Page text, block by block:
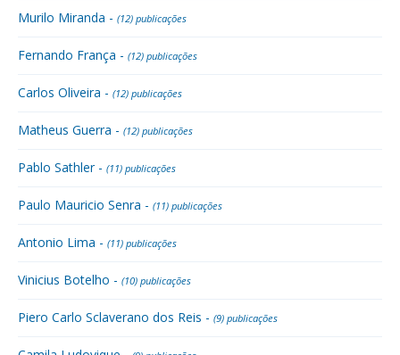
Murilo Miranda - (12) publicações
Fernando França - (12) publicações
Carlos Oliveira - (12) publicações
Matheus Guerra - (12) publicações
Pablo Sathler - (11) publicações
Paulo Mauricio Senra - (11) publicações
Antonio Lima - (11) publicações
Vinicius Botelho - (10) publicações
Piero Carlo Sclaverano dos Reis - (9) publicações